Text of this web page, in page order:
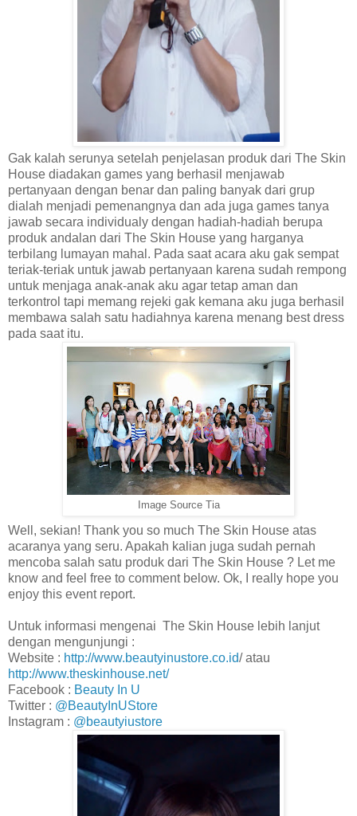
Gak kalah serunya setelah penjelasan produk dari The Skin
House diadakan games yang berhasil menjawab
pertanyaan dengan benar dan paling banyak dari grup
dialah menjadi pemenangnya dan ada juga games tanya
jawab secara individualy dengan hadiah-hadiah berupa
produk andalan dari The Skin House yang harganya
terbilang lumayan mahal. Pada saat acara aku gak sempat
teriak-teriak untuk jawab pertanyaan karena sudah rempong
untuk menjaga anak-anak aku agar tetap aman dan
terkontrol tapi memang rejeki gak kemana aku juga berhasil
membawa salah satu hadiahnya karena menang best dress
pada saat itu.
Image Source Tia
Well, sekian! Thank you so much The Skin House atas
acaranya yang seru. Apakah kalian juga sudah pernah
mencoba salah satu produk dari The Skin House ? Let me
know and feel free to comment below. Ok, I really hope you
enjoy this event report.
Untuk informasi mengenai The Skin House lebih lanjut
dengan mengunjungi :
Website : http://www.beautyinustore.co.id/ atau
http://www.theskinhouse.net/
Facebook : Beauty In U
Twitter : @BeautyInUStore
Instagram : @beautyiustore